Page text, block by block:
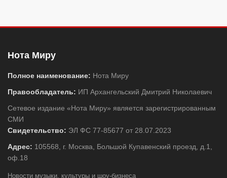
Нота Миру
Полное наименование: Нота Миру
Правообладатель: ИП Архангельский Дмитрий Николаевич
Сетевое издание «Нота Миру» является зарегистрированным
СМИ
Свидетельство: ЭЛ ФС 77-85677 от 28.07.2023
Адрес: 105568, г. Москва, Большой Купавенский проезд, д.1,
оф.18
Новости музыки, культуры и шоу-бизнеса